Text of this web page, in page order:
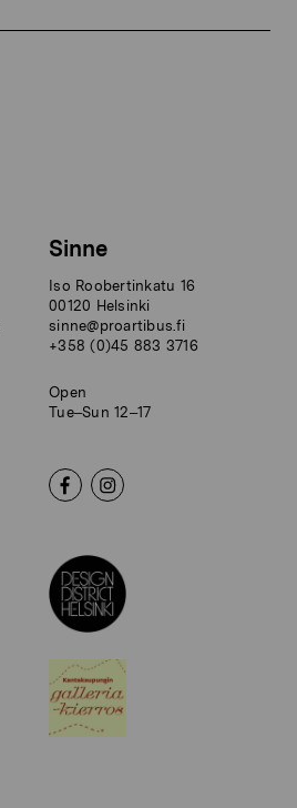
Sinne
Iso Roobertinkatu 16
00120 Helsinki
sinne@proartibus.fi
+358 (0)45 883 3716
Open
Tue–Sun 12–17